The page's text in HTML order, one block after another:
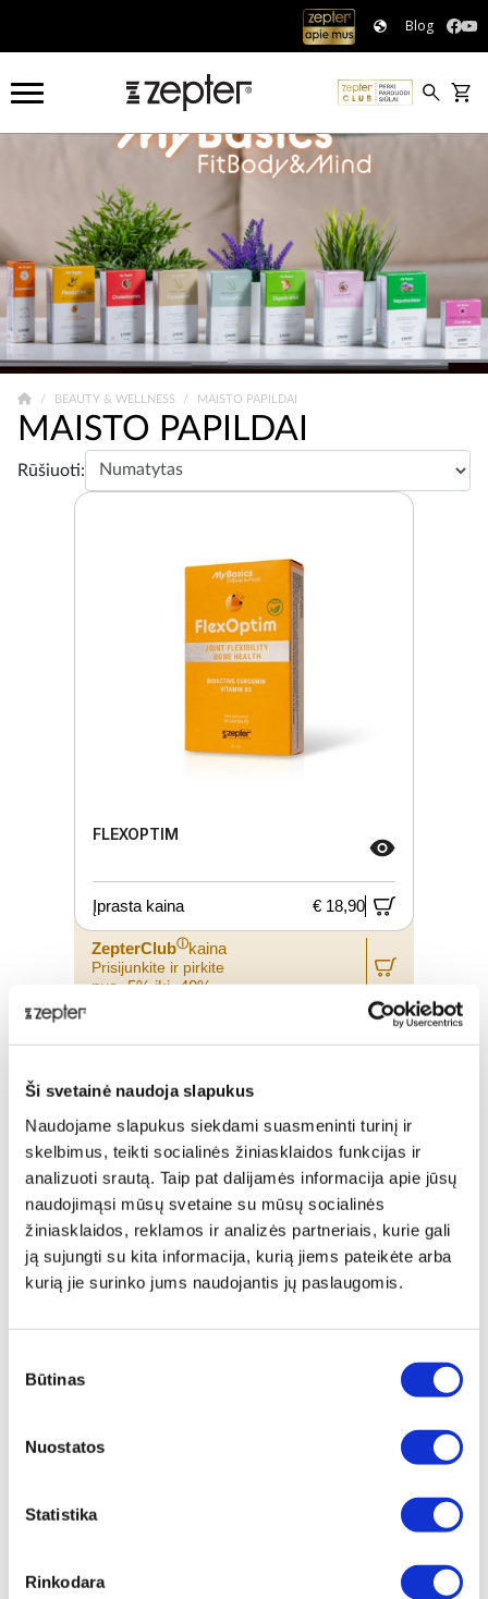
Ši svetainė naudoja slapukus
Naudojame slapukus siekdami suasmeninti turinį ir
skelbimus, teikti socialinės žiniasklaidos funkcijas ir
analizuoti srautą. Taip pat dalijamės informacija apie jūsų
naudojimąsi mūsų svetaine su mūsų socialinės
žiniasklaidos, reklamos ir analizės partneriais, kurie gali
ją sujungti su kita informacija, kurią jiems pateikėte arba
kurią jie surinko jums naudojantis jų paslaugomis.
pasirinkimas
Būtinas
Nuostatos
Statistika
Rinkodara
Blog
BEAUTY & WELLNESS MAISTO PAPILDAI
MAISTO PAPILDAI
Rūšiuoti:
FLEXOPTIM
Įprasta kaina € 18,90
ZepterClubⓘkaina
Prisijunkite ir pirkite
nuo -5% iki -40%